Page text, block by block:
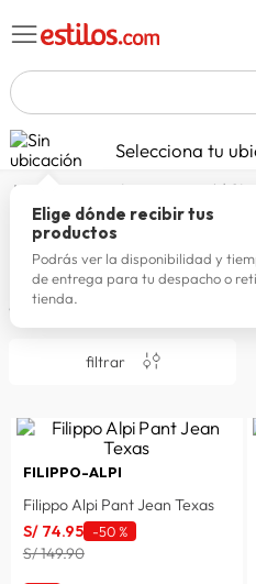
TÉRMINOS MÁS BUSCADOS
1. zapatillas mujer
2. celulares
3. zapatillas hombre
4. zapatillas
5. moda
8 laptop
9. terrex
10 lavadora
Selecciona tu
Elige dónde recibir tus
productos
Podrás ver la disponibilidad y
de entrega para tu despacho o
tienda.
genialmente papá |
Genialmente Papá | Filippo
8 productos
filtrar
FILIPPO-ALPI
Filippo Alpi Pant Jean Texas
S/ 74.95 -50 %
S/ 149.90